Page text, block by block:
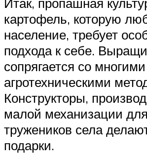
картофель, которую
население, требует
подхода к себе.
сопрягается со многими
агротехническими
Конструкторы,
малой механизации для
тружеников села
подарки.